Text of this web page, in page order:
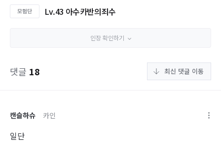
Lv.43 아수카반의죄수
인장 확인하기
댓글 18 최신 댓글 이동
캔슬하슈 카인
일단